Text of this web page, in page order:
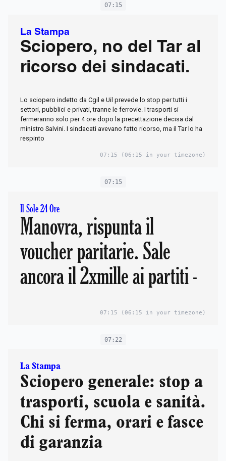
07:15
La Stampa
Sciopero, no del Tar al
ricorso dei sindacati.
Lo sciopero indetto da Cgil e Uil prevede lo stop per tutti i
settori, pubblici e privati, tranne le ferrovie. I trasporti si
fermeranno solo per 4 ore dopo la precettazione decisa dal
ministro Salvini. I sindacati avevano fatto ricorso, ma il Tar lo ha
respinto
07:15 (06:15 in your timezone)
07:15
Il Sole 24 Ore
Manovra, rispunta il
voucher paritarie. Sale
ancora il 2xmille ai partiti -
07:15 (06:15 in your timezone)
07:22
La Stampa
Sciopero generale: stop a
trasporti, scuola e sanità.
Chi si ferma, orari e fasce
di garanzia